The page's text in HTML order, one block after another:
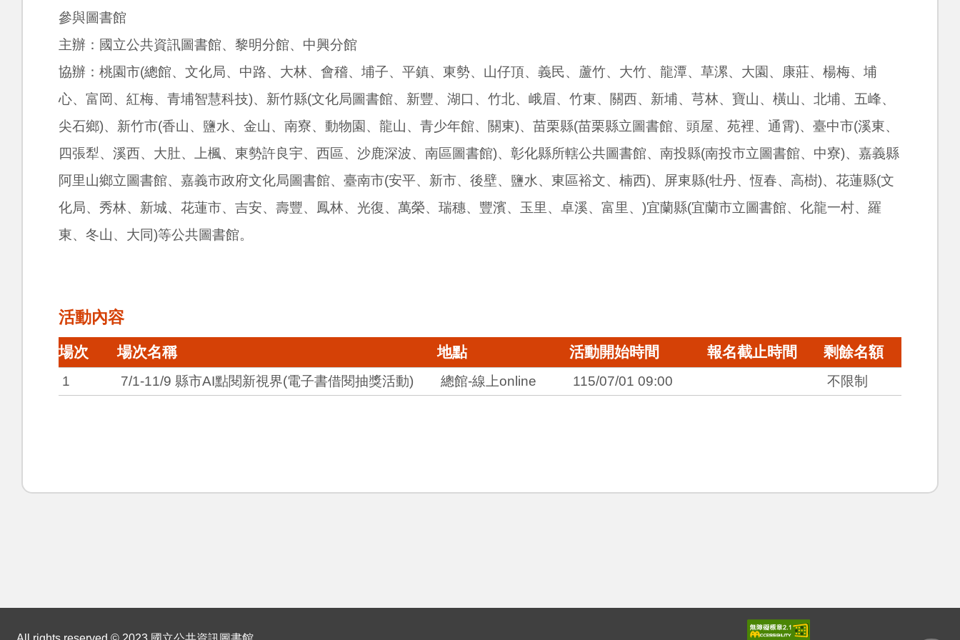
參與圖書館
主辦：國立公共資訊圖書館、黎明分館、中興分館
協辦：桃園市(總館、文化局、中路、大林、會稽、埔子、平鎮、東勢、山仔頂、義民、蘆竹、大竹、龍潭、草漯、大園、康莊、楊梅、埔
心、富岡、紅梅、青埔智慧科技)、新竹縣(文化局圖書館、新豐、湖口、竹北、峨眉、竹東、關西、新埔、芎林、寶山、橫山、北埔、五峰、
尖石鄉)、新竹市(香山、鹽水、金山、南寮、動物園、龍山、青少年館、關東)、苗栗縣(苗栗縣立圖書館、頭屋、苑裡、通霄)、臺中市(溪東、
四張犁、溪西、大肚、上楓、東勢許良宇、西區、沙鹿深波、南區圖書館)、彰化縣所轄公共圖書館、南投縣(南投市立圖書館、中寮)、嘉義縣
阿里山鄉立圖書館、嘉義市政府文化局圖書館、臺南市(安平、新市、後壁、鹽水、東區裕文、楠西)、屏東縣(牡丹、恆春、高樹)、花蓮縣(文
化局、秀林、新城、花蓮市、吉安、壽豐、鳳林、光復、萬榮、瑞穗、豐濱、玉里、卓溪、富里、)宜蘭縣(宜蘭市立圖書館、化龍一村、羅
東、冬山、大同)等公共圖書館。
活動內容
場次 場次名稱 地點 活動開始時間 報名截止時間 剩餘名額
1 7/1-11/9 縣市AI點閱新視界(電子書借閱抽獎活動) 總館-線上online 115/07/01 09:00 不限制